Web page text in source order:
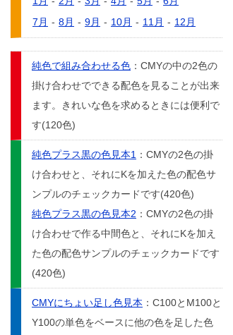
7月 - 8月 - 9月 - 10月 - 11月 - 12月
純色で組み合わせる色 ：CMYの中の2色の
掛け合わせでできる配色を見ることが出来
ます。きれいな色を求めるときには便利で
す(120色)
純色プラス黒の色見本1 ：CMYの2色の掛
け合わせと、それにKを加えた色の配色サ
ンプルのチェックカードです(420色)
純色プラス黒の色見本2 ：CMYの2色の掛
け合わせで作る中間色と、それにKを加え
た色の配色サンプルのチェックカードです
(420色)
CMYにちょい足し色見本 ：C100とM100と
Y100の単色をベースに他の色を足した色